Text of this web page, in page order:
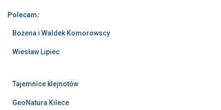
Polecam:
Bożena i Waldek Komorowscy
Wiesław Lipiec
Tajemnice klejnotów
GeoNatura Kilece